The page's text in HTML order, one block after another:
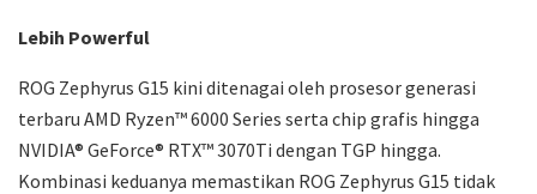
Lebih Powerful
ROG Zephyrus G15 kini ditenagai oleh prosesor generasi
terbaru AMD Ryzen™ 6000 Series serta chip grafis hingga
NVIDIA® GeForce® RTX™ 3070Ti dengan TGP hingga.
Kombinasi keduanya memastikan ROG Zephyrus G15 tidak